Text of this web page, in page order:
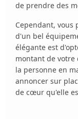
de prendre des
Cependant, vous
d'un bel
élégante est
montant de votre
la personne en
annoncer sur
de cœur qu'elle